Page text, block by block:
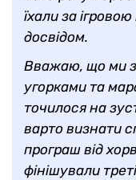
їхали за
досвідом.
Вважаю, що ми
угорками та
точилося на
варто визнати
програш від
фінішували